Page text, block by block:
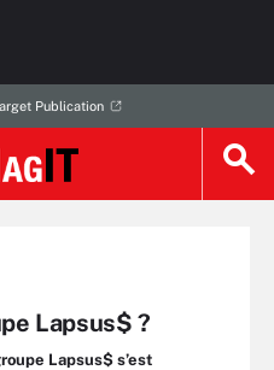
Publication
Lapsus$ ?
Lapsus$ s’est